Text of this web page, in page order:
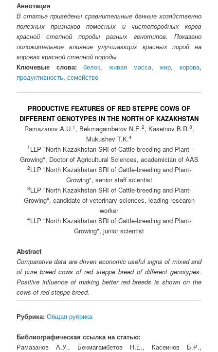
Аннотация
В статье приведены сравнительные данные хозяйственно
полезных признаков помесных и чистопородных коров
красной степной породы разных генотипов. Показано
положительное влияние улучшающих красных пород на
коровах красной степной породы
Ключевые слова:
белок, живая масса,жир, корова,
продуктивность,семейство
PRODUCTIVE FEATURES OF RED STEPPE COWS OF
DIFFERENT GENOTYPES IN THE NORTH OF KAZAKHSTAN
Ramazanov A.U.1 , Bekmagambetov N.E.2, Kaseinov B.R.3,
Mukushev T.K.4
1 LLP "North Kazakhstan SRI of Cattle-breeding and Plant-
Growing", Doctor of Agricultural Sciences, academician of AAS
2LLP "North Kazakhstan SRI of Cattle-breeding and Plant-
Growing", senior staff scientist
3LLP "North Kazakhstan SRI of Cattle-breeding and Plant-
Growing", candidate of veterinary sciences, leading research
worker
4LLP "North Kazakhstan SRI of Cattle-breeding and Plant-
Growing", junior scientist
Abstract
Comparative data are driven economic useful signs of mixed and
of pure breed cows of red steppe breed of different genotypes.
Positive influence of making better red breeds is shown on the
cows of red steppe breed.
Рубрика: Общая рубрика
Библиографическая ссылка на статью:
Рамазанов А.У., Бекмагамбетов Н.Е., Касеинов Б.Р.,